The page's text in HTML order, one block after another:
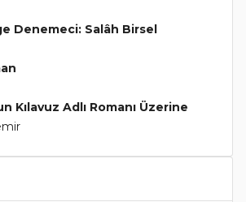
Denemeci: Salâh Birsel
Kılavuz Adlı Romanı Üzerine